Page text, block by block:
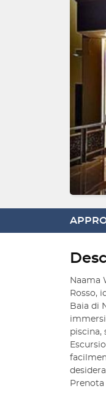
Naama
Rosso,
Baia di
piscina,